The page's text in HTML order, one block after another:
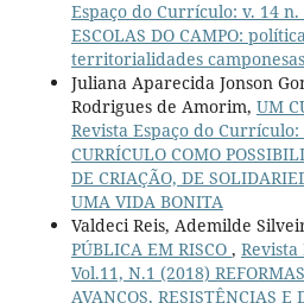
Espaço do Currículo: v. 14 n.
ESCOLAS DO CAMPO:
territorialidades camponesas
Juliana Aparecida Jonson
Rodrigues de Amorim, UM
Revista Espaço do Currículo:
CURRÍCULO COMO
DE CRIAÇÃO, DE
UMA VIDA BONITA
Valdeci Reis, Ademilde
PÚBLICA EM RISCO ,
Vol.11, N.1 (2018)
AVANÇOS, RESISTÊNCIAS E